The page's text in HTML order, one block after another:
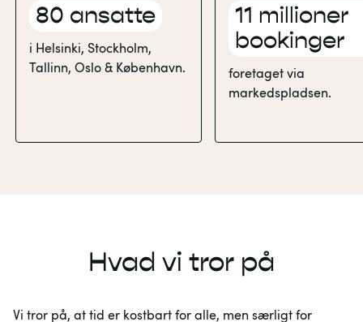
80 ansatte
i Helsinki, Stockholm,
Tallinn, Oslo & København.
11 millioner
bookinger
foretaget via
markedspladsen.
Hvad vi tror på
Vi tror på, at tid er kostbart for alle, men særligt for